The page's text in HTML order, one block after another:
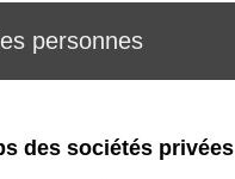
personnes
des sociétés privées